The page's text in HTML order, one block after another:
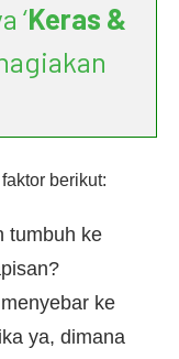
‘Keras &
berikut:
tumbuh ke
ke
ya, dimana